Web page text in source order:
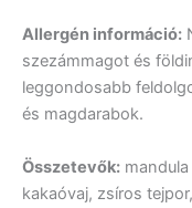
Allergén információ:
szezámmagot és
leggondosabb
és magdarabok.
Összetevők:
kakaóvaj, zsíros